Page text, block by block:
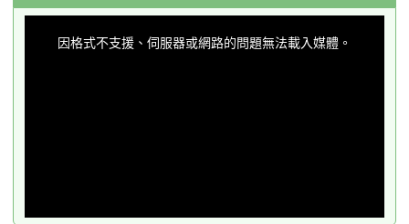
因格式不支援、伺服器或網路的問題無法載入媒體。